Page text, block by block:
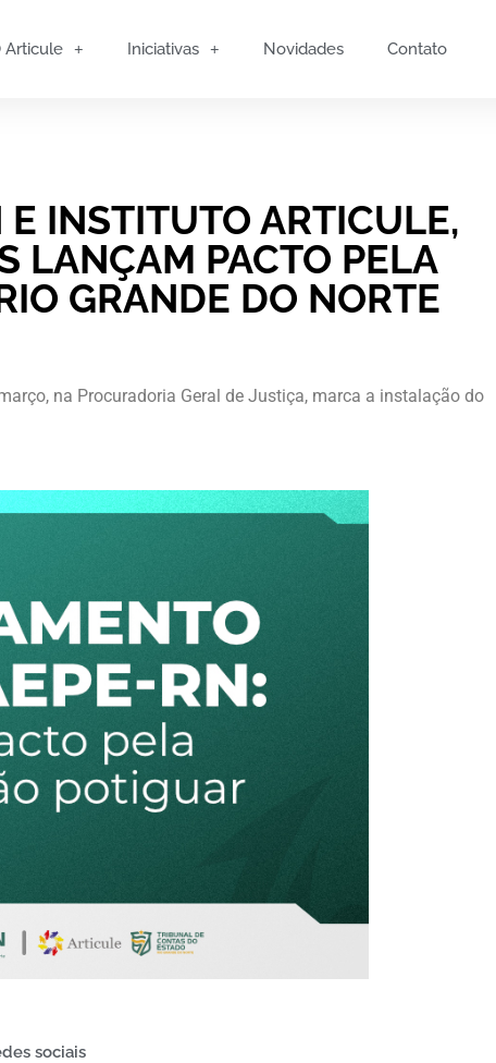
Articule Iniciativas Novidades Contato
E INSTITUTO ARTICULE,
LANÇAM PACTO PELA
GRANDE DO NORTE
na Procuradoria Geral de Justiça, marca a instalação do
sociais